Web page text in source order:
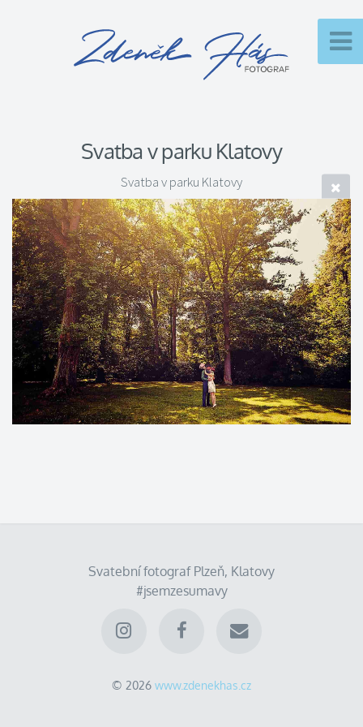
Svatba v parku Klatovy
Svatba v parku Klatovy
Svatební fotograf Plzeň, Klatovy
#jsemzesumavy
© 2026 www.zdenekhas.cz